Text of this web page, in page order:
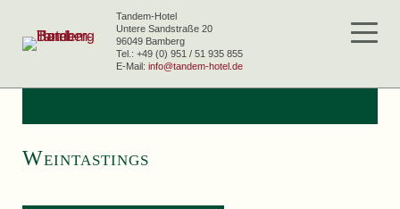
content
Tandem Hotel Bamberg
Fahrrad Hotel
Tandem-Hotel
Untere Sandstraße 20
96049 Bamberg
Tel.: +49 (0) 951 / 51 935 855
E-Mail: info@tandem-hotel.de
Weintastings